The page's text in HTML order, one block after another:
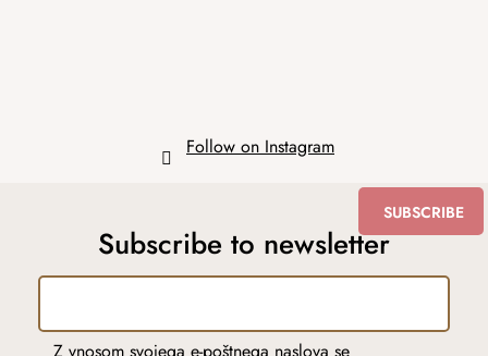
Follow on Instagram
Subscribe to newsletter
SUBSCRIBE